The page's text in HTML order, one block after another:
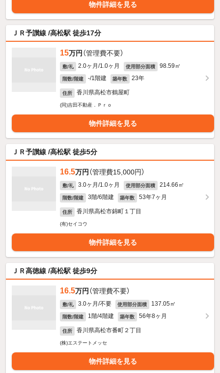
物件詳細を見る
ＪＲ予讃線 /高松駅 徒歩17分
15万円 （管理費不要）
敷/礼 2.0ヶ月/1.0ヶ月 使用部分面積 98.59㎡
階数/階建 -/1階建 築年数 23年
住所 香川県高松市鶴屋町
(同)吉田不動産．Ｐｒｏ
物件詳細を見る
ＪＲ予讃線 /高松駅 徒歩5分
16.5万円 （管理費15,000円）
敷/礼 3.0ヶ月/1.0ヶ月 使用部分面積 214.66㎡
階数/階建 3階/6階建 築年数 53年7ヶ月
住所 香川県高松市錦町１丁目
(有)セイコウ
物件詳細を見る
ＪＲ高徳線 /高松駅 徒歩9分
16.5万円 （管理費不要）
敷/礼 3.0ヶ月/不要 使用部分面積 137.05㎡
階数/階建 1階/4階建 築年数 56年8ヶ月
住所 香川県高松市番町２丁目
(株)エステートメッセ
物件詳細を見る